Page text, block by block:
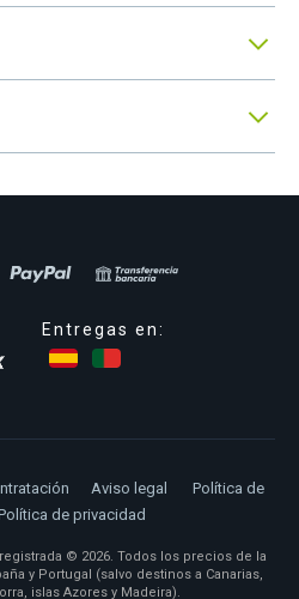


Entregas en:
Aviso legal
Política de
de privacidad
© 2026. Todos los precios de la
y Portugal (salvo destinos a Canarias,
islas Azores y Madeira).